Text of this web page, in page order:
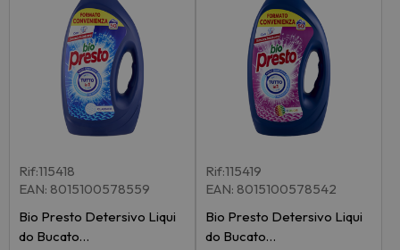
Rif:115418
EAN: 8015100578559
Bio Presto Detersivo Liqui
do Bucato…
Rif:115419
EAN: 8015100578542
Bio Presto Detersivo Liqui
do Bucato…